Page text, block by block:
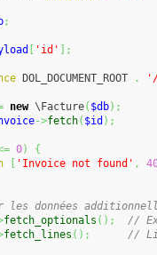
;
[ 'id' ] ;
DOL_DOCUMENT_ROOT .
new \Facture( $db) ;
->fetch( $id ) ;
0)
{
[ 'Invoice not found' ,
les données
fetch_optionals ( ) ;
//
fetch_lines ( ) ; //